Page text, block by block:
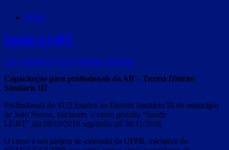
NESC
Saúde LGBT
2 de setembro de 2018 Jordane Meneses
Capacitação para profissionais da AB – Turma Distrito
Sanitário III
Profissionais do SUS lotados no Distrito Sanitário III do município
de João Pessoa, iniciaram o curso gratuito “Saúde
LGBT” dia 09/10/2018 seguindo até 30/11/2018.
O curso é um projeto de extensão da UFPB, iniciativa do